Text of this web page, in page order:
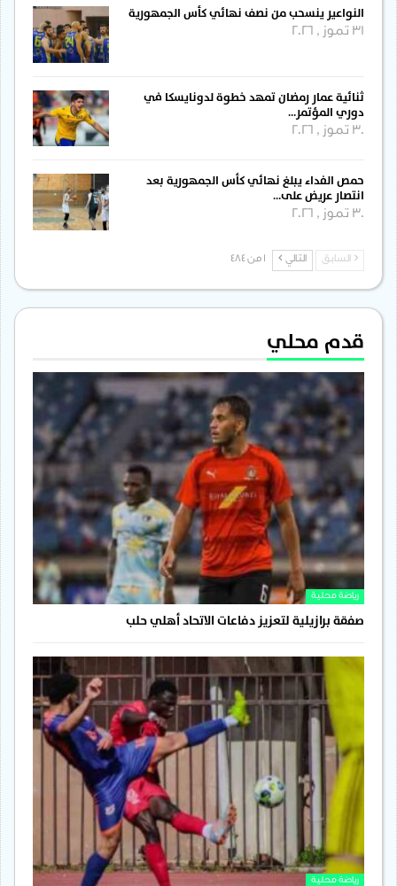
النواعير ينسحب من نصف نهائي كأس الجمهورية
31 تموز , 2026
ثنائية عمار رمضان تمهد خطوة لدونايسكا في
دوري المؤتمر…
30 تموز , 2026
حمص الفداء يبلغ نهائي كأس الجمهورية بعد
انتصار عريض على…
30 تموز , 2026
السابق التالي
قدم محلي
رياضة محلية
صفقة برازيلية لتعزيز دفاعات الاتحاد أهلي حلب
رياضة محلية